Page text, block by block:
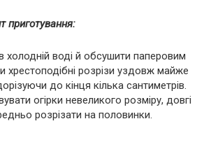
приготування:
холодній воді й обсушити паперовим
хрестоподібні розрізи уздовж майже
до кінця кілька сантиметрів.
огірки невеликого розміру, довгі
розрізати на половинки.